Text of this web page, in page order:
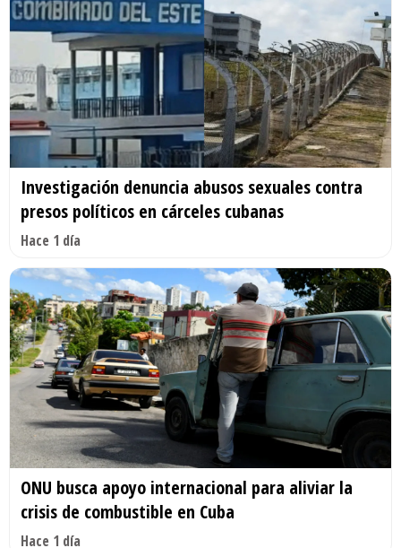
Investigación denuncia abusos sexuales contra
presos políticos en cárceles cubanas
Hace 1 día
ONU busca apoyo internacional para aliviar la
crisis de combustible en Cuba
Hace 1 día